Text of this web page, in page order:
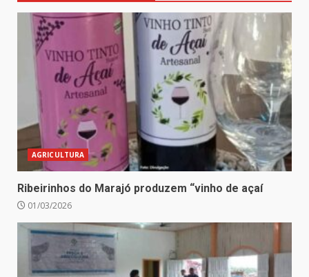
AGRICULTURA
Ribeirinhos do Marajó produzem “vinho de açaí
01/03/2026